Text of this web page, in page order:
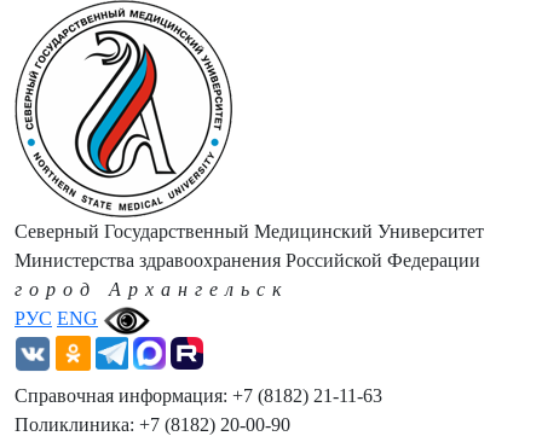
РУС ENG
Северный Государственный Медицинский Университет
Министерства здравоохранения Российской Федерации
город Архангельск
Справочная информация: +7 (8182) 21-11-63
Поликлиника: +7 (8182) 20-00-90